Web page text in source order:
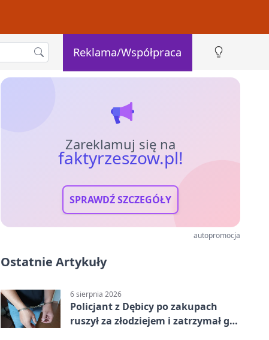
Reklama/Współpraca
Zareklamuj się na
faktyrzeszow.pl!
SPRAWDŹ SZCZEGÓŁY
autopromocja
Ostatnie Artykuły
6 sierpnia 2026
Policjant z Dębicy po zakupach
ruszył za złodziejem i zatrzymał go